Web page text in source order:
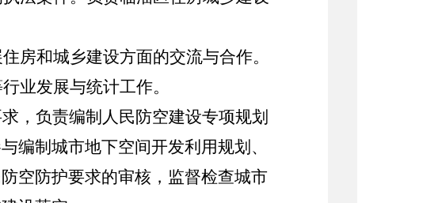
房和城乡建设方面的交流与合作。
行业发展与统计工作。
，负责编制人民防空建设专项规划
编制城市地下空间开发利用规划、
空防护要求的审核，监督检查城市